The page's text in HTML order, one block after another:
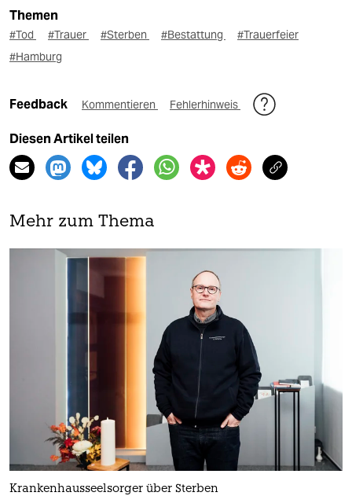
Themen
#Tod #Trauer #Sterben #Bestattung
#Trauerfeier
#Hamburg
Feedback Kommentieren Fehlerhinweis
Diesen Artikel teilen
Mehr zum Thema
Krankenhausseelsorger über Sterben